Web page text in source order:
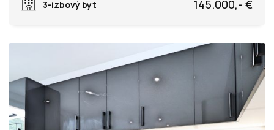
3-izbový byt 145.000,- €